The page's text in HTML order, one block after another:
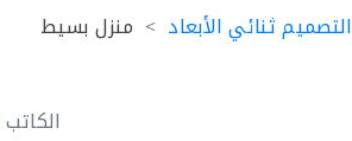
التصميم ثنائي الأبعاد منزل بسيط
الكاتب